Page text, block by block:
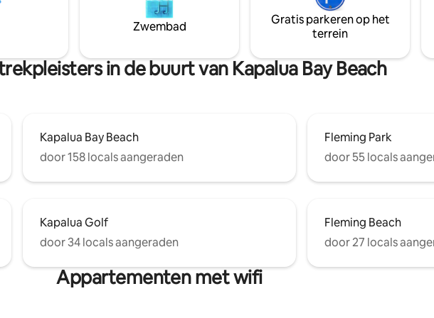
de kustlijn op slechts 50
Ramen van vloer tot
de woonkamer en slaapkamer
zon binnen, terwijl de
je binnen koel
gemakkelijke toegang tot
kampioensgolfbanen, verfijnde
restaurants, wandel-/trekpaden, spa's
snorkelen, surfen en ontspannen, is dit
de perfecte uitvalsbasis.
resort. Gemakkelijke toegang tot
stranden,
Zwembad
Gratis parkeren op het
terrein
in de buurt van Kapalua Bay Beach
Kapalua Bay Beach
door 158 locals aangeraden
Fleming Park
door 55 locals
Kapalua Golf
door 34 locals aangeraden
Fleming Beach
door 27 locals
Appartementen met wifi